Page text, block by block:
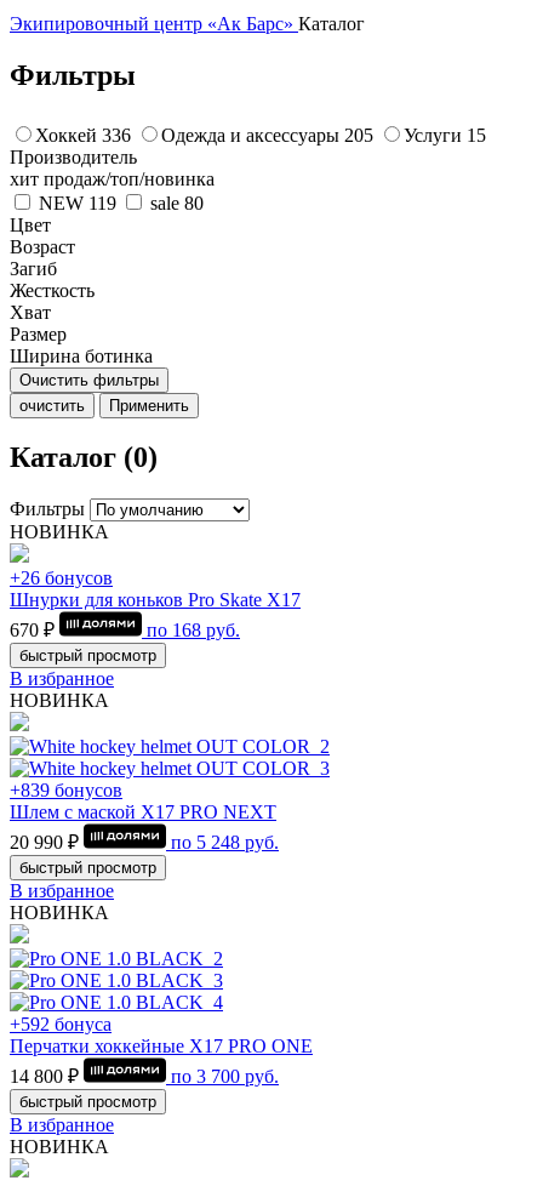
Экипировочный центр «Ак Барс» Каталог
Фильтры
Хоккей 336 Одежда и аксессуары 205 Услуги 15
Производитель
хит продаж/топ/новинка
NEW 119 sale 80
Цвет
Возраст
Загиб
Жесткость
Хват
Размер
Ширина ботинка
Очистить фильтры
очистить
Применить
Каталог (0)
Фильтры
НОВИНКА
+26 бонусов
Шнурки для коньков Pro Skate Х17
670 ₽
по 168 руб.
быстрый просмотр
В избранное
НОВИНКА
+839 бонусов
Шлем с маской Х17 PRO NEXT
20 990 ₽
по 5 248 руб.
быстрый просмотр
В избранное
НОВИНКА
+592 бонуса
Перчатки хоккейные Х17 PRO ONE
14 800 ₽
по 3 700 руб.
быстрый просмотр
В избранное
НОВИНКА